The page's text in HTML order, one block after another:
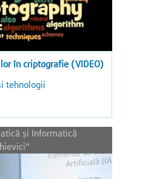
în criptografie (VIDEO)
tehnologii
şi Informatică